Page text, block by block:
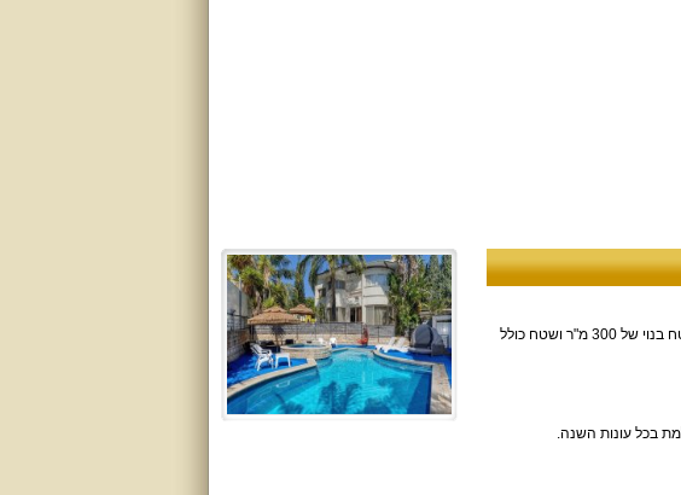
וילה קסטלו, הממוקמת בלב ראש פינה הפסטורלית בגליל העליון, היא הבחירה המושלמת לחופשה יוקרתית ומפנקת. עם שטח בנוי של 300 מ"ר ושטח כולל